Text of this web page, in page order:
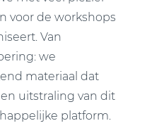
voor de workshops
Van
we
materiaal dat
uitstraling van dit
platform.